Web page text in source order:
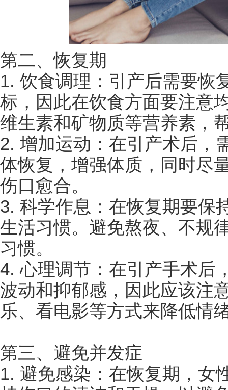
第二、恢复期
1. 饮食调理：引产后需要恢
标，因此在饮食方面要注意
维生素和矿物质等营养素，
2. 增加运动：在引产术后，
体恢复，增强体质，同时尽
伤口愈合。
3. 科学作息：在恢复期要保
生活习惯。避免熬夜、不规
习惯。
4. 心理调节：在引产手术后
波动和抑郁感，因此应该注
乐、看电影等方式来降低情
第三、避免并发症
1. 避免感染：在恢复期，女